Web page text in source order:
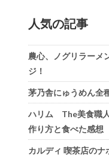
人気の記事
農心、ノグリラーメ
ジ！
茅乃舎にゅうめん全
ハリム The美食職
作り方と食べた感想
カルディ 喫茶店の